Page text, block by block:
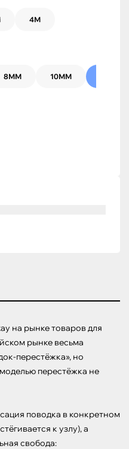
4М
8ММ 10ММ
на рынке товаров для
рынке весьма
перестёжка», но
перестёжка не
поводка в конкретном
к узлу), а
свобода: